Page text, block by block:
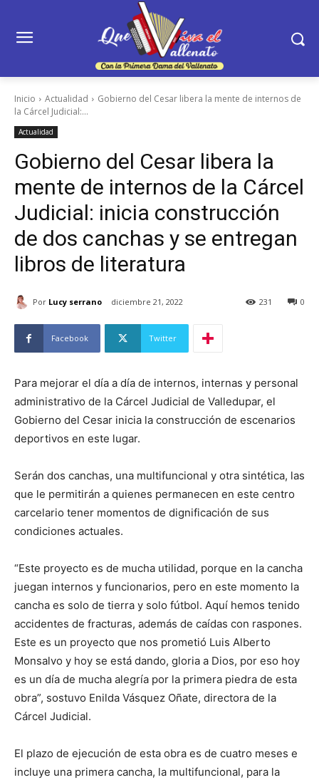
Inicio Actualidad
Gobierno del Cesar libera la mente de internos de
la Cárcel Judicial:...
Actualidad
Gobierno del Cesar libera la
mente de internos de la Cárcel
Judicial: inicia construcción
de dos canchas y se entregan
libros de literatura
Por Lucy serrano diciembre 21, 2022 0
231
Facebook Twitter
Para mejorar el día a día de internos, internas y personal
administrativo de la Cárcel Judicial de Valledupar, el
Gobierno del Cesar inicia la construcción de escenarios
deportivos en este lugar.
Serán dos canchas, una multifuncional y otra sintética, las
que le permitirán a quienes permanecen en este centro
carcelario tener momentos de dignificación de sus
condiciones actuales.
“Este proyecto es de mucha utilidad, porque en la cancha
juegan internos y funcionarios, pero en este momento la
cancha es solo de tierra y solo fútbol. Aquí hemos tenido
accidentes de fracturas, además de caídas con raspones.
Este es un proyecto que nos prometió Luis Alberto
Monsalvo y hoy se está dando, gloria a Dios, por eso hoy
es un día de mucha alegría por la primera piedra de esta
obra”, sostuvo Enilda Vásquez Oñate, directora de la
Cárcel Judicial.
El plazo de ejecución de esta obra es de cuatro meses e
incluye una primera cancha, la multifuncional, para la